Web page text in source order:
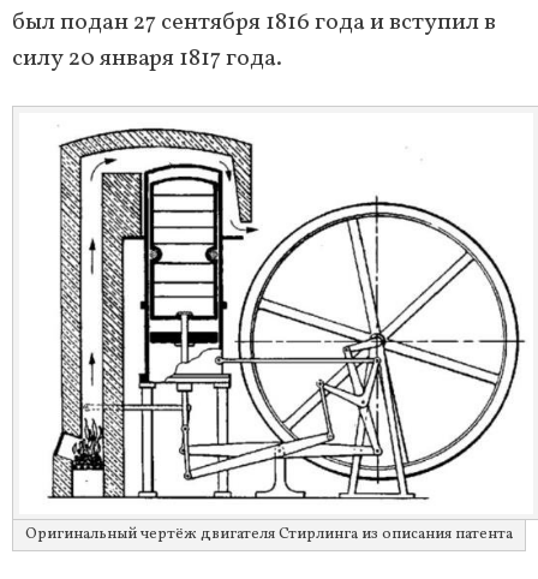
был подан 27 сентября 1816 года и вступил в
силу 20 января 1817 года.
Оригинальный чертёж двигателя Стирлинга из описания патента